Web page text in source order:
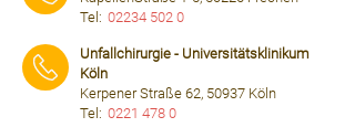
Tel: 02234 502 0
Unfallchirurgie - Universitätsklinikum
Köln
Kerpener Straße 62, 50937 Köln
Tel: 0221 478 0